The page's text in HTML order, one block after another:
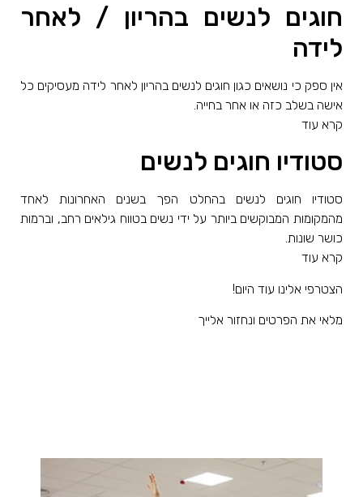
חוגים לנשים בהריון / לאחר
לידה
אין ספק כי נושאים כגון חוגים לנשים בהריון לאחר לידה מעסיקים כל
אישה בשלב כזה או אחר בחייה.
קרא עוד
סטודיו חוגים לנשים
סטודיו חוגים לנשים בהחלט הפך בשנים האחרונות לאחד
מהמקומות המבוקשים ביותר על ידי נשים בטווח גילאים רחב, וברמות
כושר שונות.
קרא עוד
הצטרפי אלינו עוד היום!
מלאי את הפרטים ונחזור אלייך